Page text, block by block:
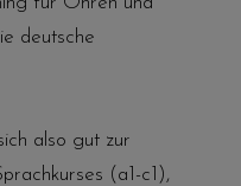
deutsche
also gut zur
(a1-c1),